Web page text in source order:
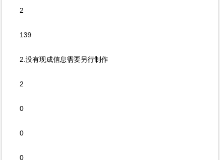
2
139
2.没有现成信息需要另行制作
2
0
0
0